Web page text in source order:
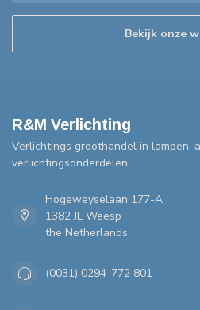
Bekijk onze
R&M Verlichting
Verlichtings groothandel in lampen,
verlichtingsonderdelen
Hogeweyselaan 177-A
1382 JL Weesp
the Netherlands
(0031) 0294-772 801